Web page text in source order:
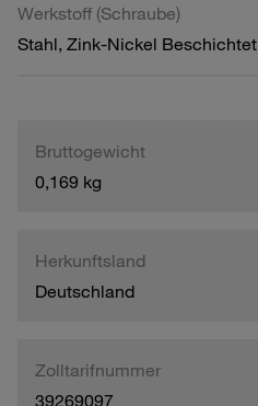
Werkstoff (Schraube)
Stahl, Zink-Nickel Beschichtet
Bruttogewicht
0,169 kg
Herkunftsland
Deutschland
Zolltarifnummer
39269097